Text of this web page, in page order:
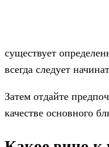
существует
всегда следует
Затем отдайте
качестве основного